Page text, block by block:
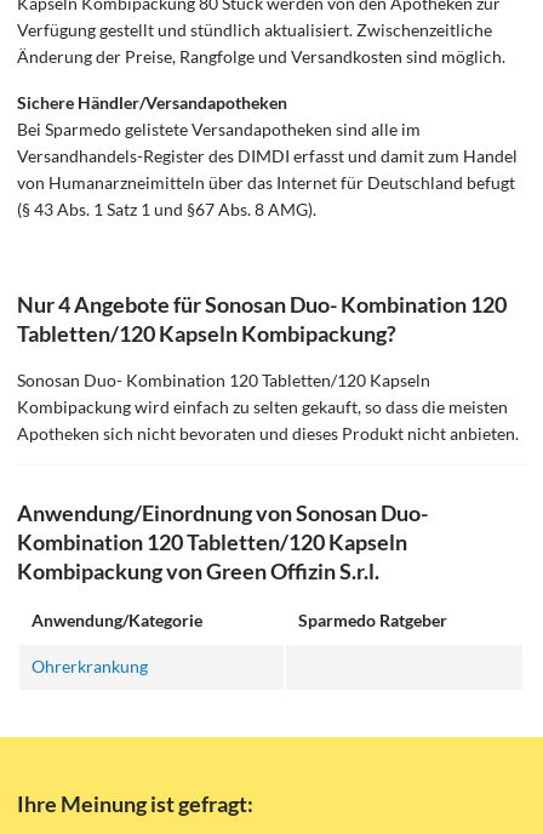
Verfügung gestellt und stündlich aktualisiert. Zwischenzeitliche
Änderung der Preise, Rangfolge und Versandkosten sind möglich.
Sichere Händler/Versandapotheken
Bei Sparmedo gelistete Versandapotheken sind alle im
Versandhandels-Register des DIMDI erfasst und damit zum Handel
von Humanarzneimitteln über das Internet für Deutschland befugt
(§ 43 Abs. 1 Satz 1 und §67 Abs. 8 AMG).
Nur 4 Angebote für Sonosan Duo- Kombination 120
Tabletten/120 Kapseln Kombipackung?
Sonosan Duo- Kombination 120 Tabletten/120 Kapseln
Kombipackung wird einfach zu selten gekauft, so dass die meisten
Apotheken sich nicht bevoraten und dieses Produkt nicht anbieten.
Anwendung/Einordnung von Sonosan Duo-
Kombination 120 Tabletten/120 Kapseln
Kombipackung von Green Offizin S.r.l.
Anwendung/Kategorie Sparmedo Ratgeber
Ohrerkrankung
Ihre Meinung ist gefragt: